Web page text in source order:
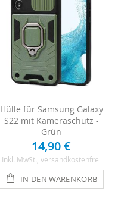
Hülle für Samsung Galaxy
S22 mit Kameraschutz -
Grün
14,90 €
Inkl. MwSt., versandkostenfrei
IN DEN WARENKORB